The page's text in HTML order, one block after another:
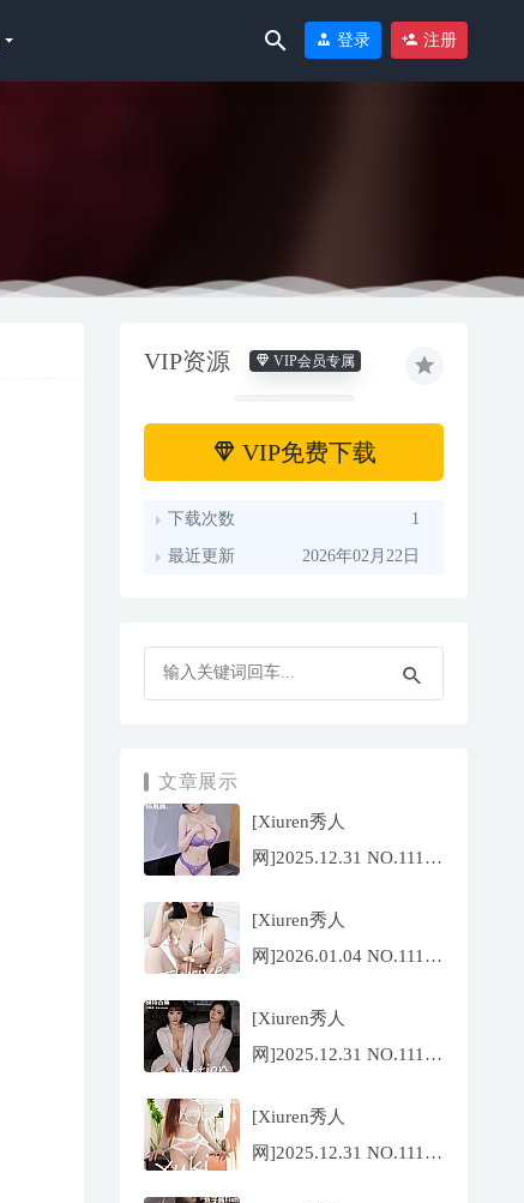
登录 注册
VIP资源 VIP会员专属
VIP免费下载
下载次数 1
最近更新 2026年02月22日
文章展示
[Xiuren秀人
网]2025.12.31 NO.11187
[Xiuren秀人
网]2026.01.04 NO.11189
_Thrive[71P/640.85MB]
[Xiuren秀人
网]2025.12.31 NO.11188
[Xiuren秀人
网]2025.12.31 NO.11185